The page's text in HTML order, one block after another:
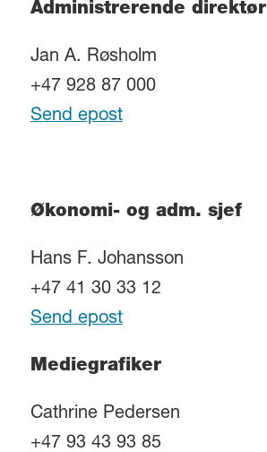
Administrerende direktør
Jan A. Røsholm
+47 928 87 000
Send epost
Økonomi- og adm. sjef
Hans F. Johansson
+47 41 30 33 12
Send epost
Mediegrafiker
Cathrine Pedersen
+47 93 43 93 85